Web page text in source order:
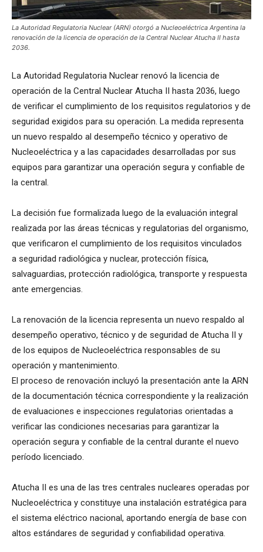
La Autoridad Regulatoria Nuclear (ARN) otorgó a Nucleoeléctrica Argentina la
renovación de la licencia de operación de la Central Nuclear Atucha II hasta
2036.
La Autoridad Regulatoria Nuclear renovó la licencia de
operación de la Central Nuclear Atucha II hasta 2036, luego
de verificar el cumplimiento de los requisitos regulatorios y de
seguridad exigidos para su operación. La medida representa
un nuevo respaldo al desempeño técnico y operativo de
Nucleoeléctrica y a las capacidades desarrolladas por sus
equipos para garantizar una operación segura y confiable de
la central.
La decisión fue formalizada luego de la evaluación integral
realizada por las áreas técnicas y regulatorias del organismo,
que verificaron el cumplimiento de los requisitos vinculados
a seguridad radiológica y nuclear, protección física,
salvaguardias, protección radiológica, transporte y respuesta
ante emergencias.
La renovación de la licencia representa un nuevo respaldo al
desempeño operativo, técnico y de seguridad de Atucha II y
de los equipos de Nucleoeléctrica responsables de su
operación y mantenimiento.
El proceso de renovación incluyó la presentación ante la ARN
de la documentación técnica correspondiente y la realización
de evaluaciones e inspecciones regulatorias orientadas a
verificar las condiciones necesarias para garantizar la
operación segura y confiable de la central durante el nuevo
período licenciado.
Atucha II es una de las tres centrales nucleares operadas por
Nucleoeléctrica y constituye una instalación estratégica para
el sistema eléctrico nacional, aportando energía de base con
altos estándares de seguridad y confiabilidad operativa.